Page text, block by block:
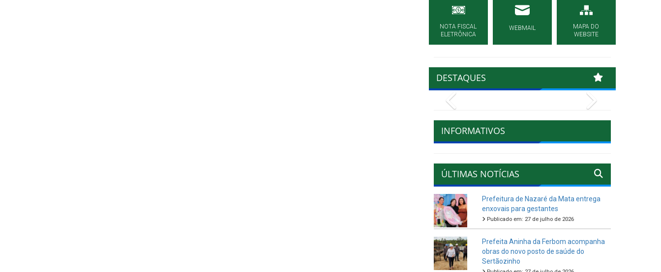
NOTA FISCAL
ELETRÔNICA
WEBMAIL
MAPA DO
WEBSITE
DESTAQUES
INFORMATIVOS
ÚLTIMAS NOTÍCIAS
Prefeitura de Nazaré da Mata entrega
enxovais para gestantes
Publicado em: 27 de julho de 2026
Prefeita Aninha da Ferbom acompanha
obras do novo posto de saúde do
Sertãozinho